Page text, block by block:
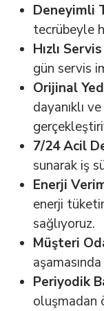
Deneyimli
tecrübeyle
Hızlı
gün servis
Orijinal
dayanıklı
7/24 Acil
sunarak iş
Enerji
enerji
sağlıyoruz.
Müşteri
Periyodik
oluşmadan